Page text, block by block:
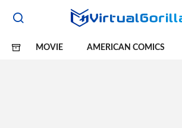
MOVIE AMERICAN COMICS